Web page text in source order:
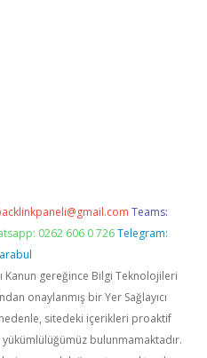
Teams:
0262 606 0 726 Telegram:
Kanun gereğince Bilgi Teknolojileri
onaylanmış bir Yer Sağlayıcı
sitedeki içerikleri proaktif
bulunmamaktadır.